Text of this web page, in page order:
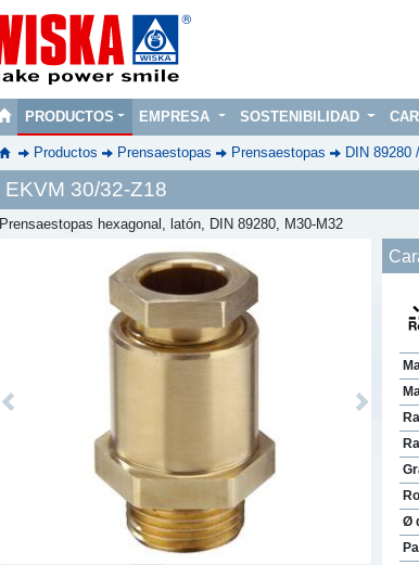
PRODUCTOS EMPRESA SOSTENIBILIDAD
Productos Prensaestopas Prensaestopas DIN 89280
EKVM 30/32-Z18
Prensaestopas hexagonal, latón, DIN 89280, M30-M32
Previous Next
Ø